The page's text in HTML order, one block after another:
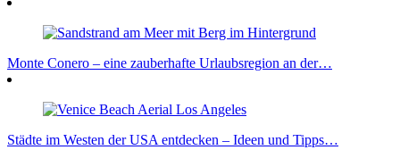
Monte Conero – eine zauberhafte Urlaubsregion an der…
Städte im Westen der USA entdecken – Ideen und Tipps…